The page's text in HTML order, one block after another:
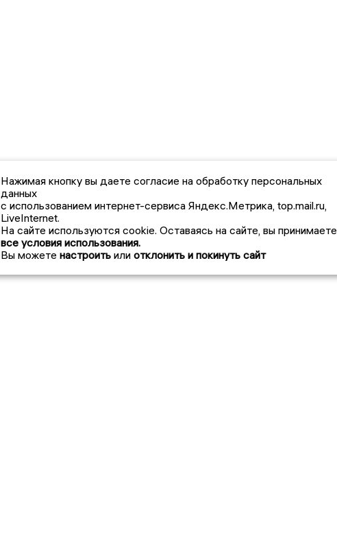
Нажимая кнопку вы даете согласие на обработку персональных
данных
с использованием интернет-сервиса Яндекс.Метрика, top.mail.ru,
LiveInternet.
На сайте используются cookie. Оставаясь на сайте, вы принимаете
все условия использования.
Вы можете настроить или отклонить и покинуть сайт